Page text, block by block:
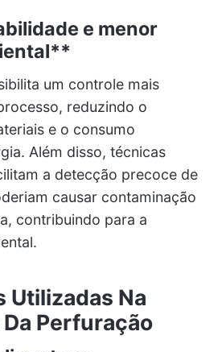
e menor
um controle mais
reduzindo o
e o consumo
Além disso, técnicas
a detecção precoce de
causar contaminação
contribuindo para a
Utilizadas Na
Perfuração